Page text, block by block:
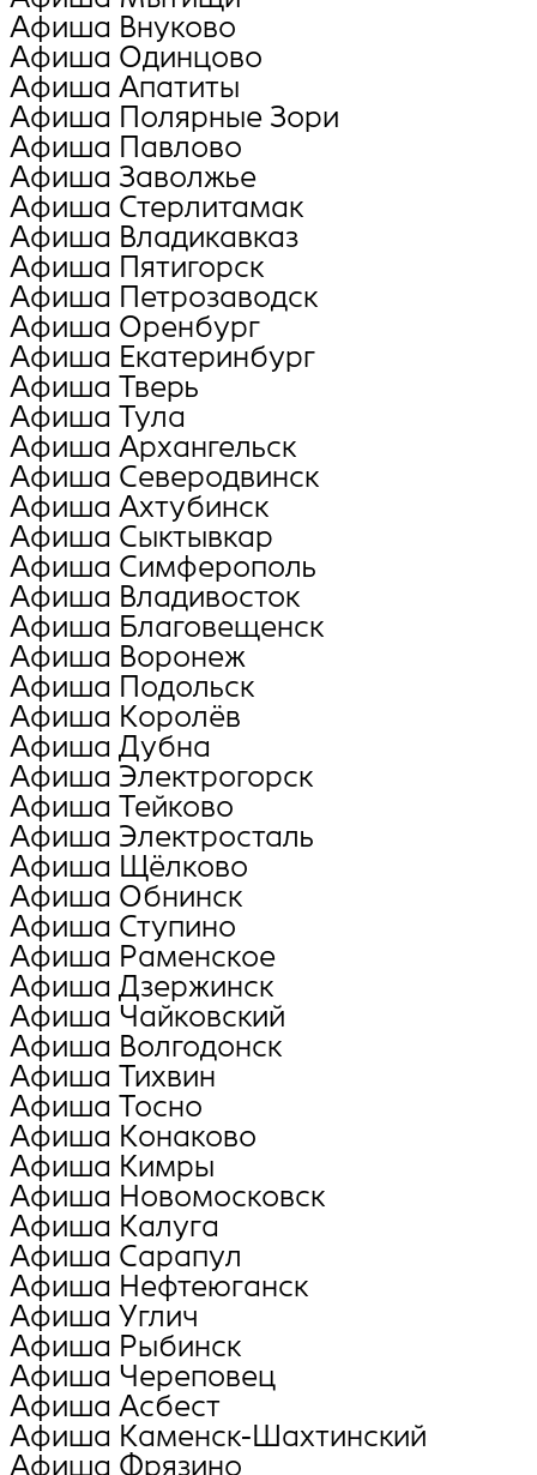
Афиша Внуково
Афиша Oдинцово
Афиша Апатиты
Афиша Полярные Зори
Афиша Павлово
Афиша Заволжье
Афиша Стерлитамак
Афиша Владикавказ
Афиша Пятигорск
Афиша Петрозаводск
Афиша Оренбург
Афиша Екатеринбург
Афиша Тверь
Афиша Тула
Афиша Архангельск
Афиша Северодвинск
Афиша Ахтубинск
Афиша Сыктывкар
Афиша Симферополь
Афиша Владивосток
Афиша Благовещенск
Афиша Воронеж
Афиша Подольск
Афиша Королёв
Афиша Дубна
Афиша Электрогорск
Афиша Тейково
Афиша Электросталь
Афиша Щёлково
Афиша Обнинск
Афиша Ступино
Афиша Раменское
Афиша Дзержинск
Афиша Чайковский
Афиша Волгодонск
Афиша Тихвин
Афиша Тосно
Афиша Конаково
Афиша Кимры
Афиша Новомосковск
Афиша Калуга
Афиша Сарапул
Афиша Нефтеюганск
Афиша Углич
Афиша Рыбинск
Афиша Череповец
Афиша Асбест
Афиша Каменск-Шахтинский
Афиша Фрязино